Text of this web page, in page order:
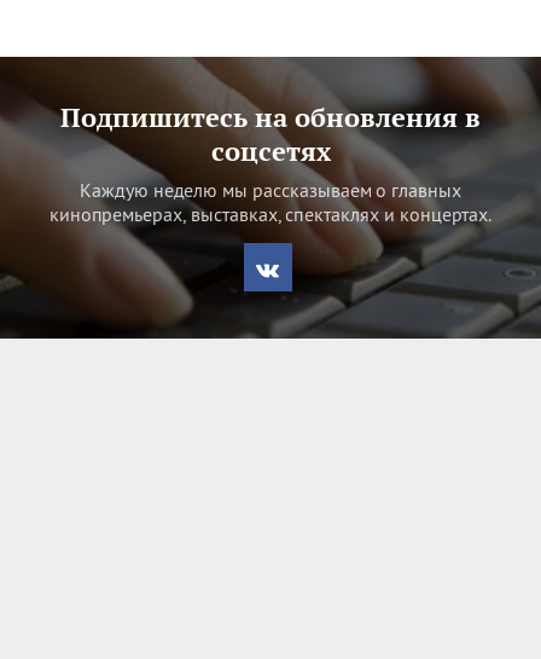
Подпишитесь на обновления в
соцсетях
Каждую неделю мы рассказываем о главных
кинопремьерах, выставках, спектаклях и концертах.